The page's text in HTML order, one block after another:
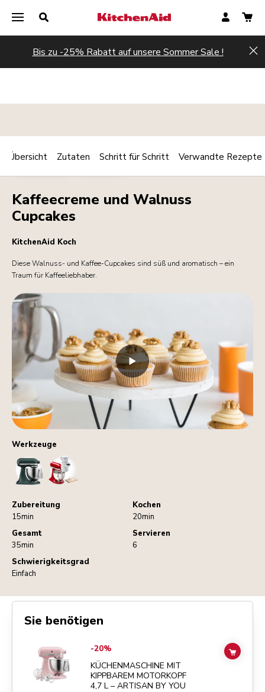
Bis zu -25% Rabatt auf unsere Sommer Sale !
Werkzeuge
StandMixer
Sifter
Zubereitung
15min
Kochen
20min
Gesamt
35min
Servieren
6
Schwierigkeitsgrad
Einfach
BACKWAREN DESSERTS Print
Share
Kaffeecreme und Walnuss
Cupcakes
KitchenAid Koch
Diese Walnuss- und Kaffee-Cupcakes sind süß und aromatisch – ein
Traum für Kaffeeliebhaber.
Übersicht Zutaten Schritt für Schritt Verwandte Rezepte
Sie benötigen
Go toKÜCHENMASCHINE MIT KIPPBAREM MOTORKOPF 4,7 L –
-20%
KÜCHENMASCHINE MIT
KIPPBAREM MOTORKOPF
4,7 L – ARTISAN BY YOU
ADD